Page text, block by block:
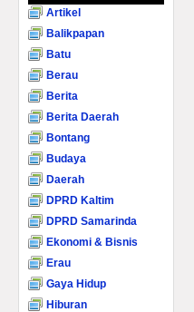
Artikel
Balikpapan
Batu
Berau
Berita
Berita Daerah
Bontang
Budaya
Daerah
DPRD Kaltim
DPRD Samarinda
Ekonomi & Bisnis
Erau
Gaya Hidup
Hiburan